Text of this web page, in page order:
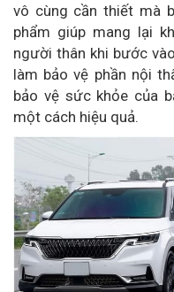
vô cùng cần thiết mà
phẩm giúp mang lại
người thân khi bước
làm bảo vệ phần nội
bảo vệ sức khỏe của
một cách hiệu quả.